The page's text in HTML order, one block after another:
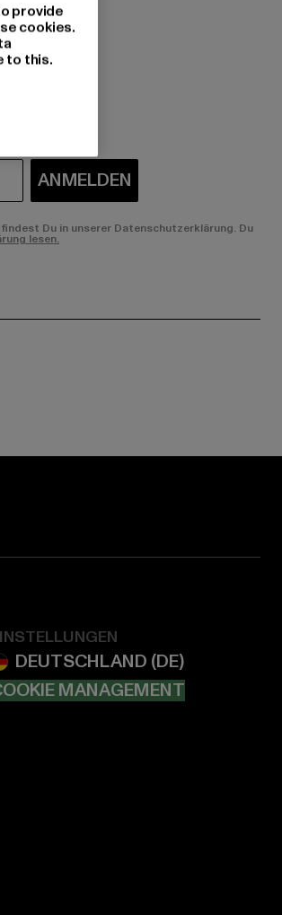
ANMELDEN
Du in unserer Datenschutzerklärung. Du
lesen.
MANAGEMENT
provide
cookies.
to this.